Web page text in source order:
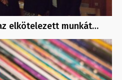
elkötelezett munkát…